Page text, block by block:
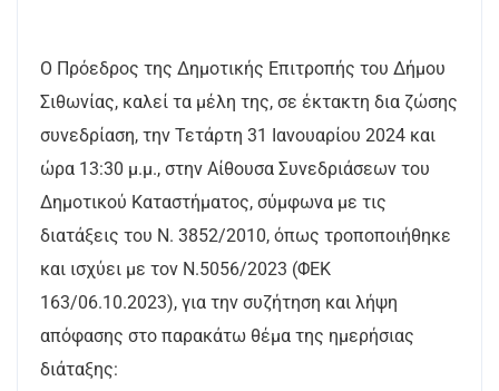
Ο Πρόεδρος της Δημοτικής Επιτροπής του Δήμου
Σιθωνίας, καλεί τα μέλη της, σε έκτακτη δια ζώσης
συνεδρίαση, την Τετάρτη 31 Ιανουαρίου 2024 και
ώρα 13:30 μ.μ., στην Αίθουσα Συνεδριάσεων του
Δημοτικού Καταστήματος, σύμφωνα με τις
διατάξεις του Ν. 3852/2010, όπως τροποποιήθηκε
και ισχύει με τον Ν.5056/2023 (ΦΕΚ
163/06.10.2023), για την συζήτηση και λήψη
απόφασης στο παρακάτω θέμα της ημερήσιας
διάταξης: